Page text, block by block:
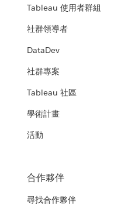
Tableau 使用者群組
社群領導者
DataDev
社群專案
Tableau 社區
學術計畫
活動
合作夥伴
尋找合作夥伴